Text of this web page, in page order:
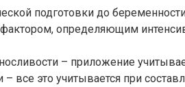
подготовки до
определяющим
– приложение
все это учитывается при